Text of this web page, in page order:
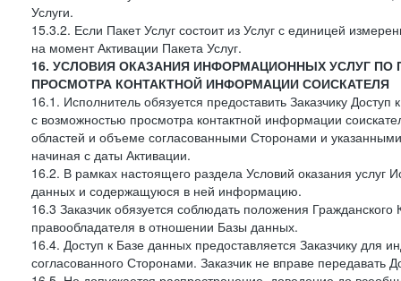
Услуги.
15.3.2. Если Пакет Услуг состоит из Услуг с единицей
на момент Активации Пакета Услуг.
16. УСЛОВИЯ ОКАЗАНИЯ ИНФОРМАЦИОННЫХ УСЛУГ
ПРОСМОТРА КОНТАКТНОЙ ИНФОРМАЦИИ СОИСКАТЕЛЯ
16.1. Исполнитель обязуется предоставить Заказчику
с возможностью просмотра контактной информации
областей и объеме согласованными Сторонами и
начиная с даты Активации.
16.2. В рамках настоящего раздела Условий оказания услуг
данных и содержащуюся в ней информацию.
16.3 Заказчик обязуется соблюдать положения
правообладателя в отношении Базы данных.
16.4. Доступ к Базе данных предоставляется Заказчику для
согласованного Сторонами. Заказчик не вправе